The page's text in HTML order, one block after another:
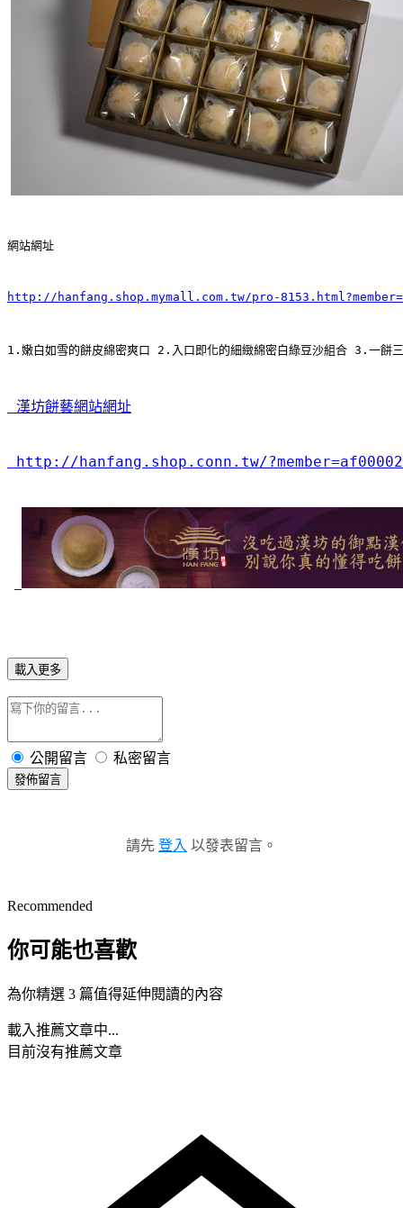
網站網址
http://hanfang.shop.mymall.com.tw/pro-
1.嫩白如雪的餅皮綿密爽口 2.入口即化的細緻綿密白綠豆沙組合 3.一餅
漢坊餅藝網站網址
http://hanfang.shop.conn.tw/
載入更多
公開留言 私密留言
發佈留言
請先 登入 以發表留言。
Recommended
你可能也喜歡
為你精選 3 篇值得延伸閱讀的內容
載入推薦文章中...
目前沒有推薦文章